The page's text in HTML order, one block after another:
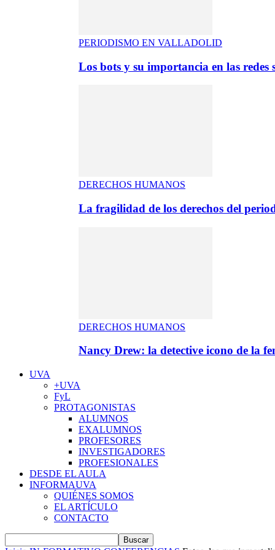
PERIODISMO EN VALLADOLID
Los bots y su importancia en las redes
DERECHOS HUMANOS
La fragilidad de los derechos del
DERECHOS HUMANOS
Nancy Drew: la detective icono de la
UVA
+UVA
FyL
PROTAGONISTAS
ALUMNOS
EXALUMNOS
PROFESORES
INVESTIGADORES
PROFESIONALES
DESDE EL AULA
INFORMAUVA
QUIÉNES SOMOS
EL ARTÍCULO
CONTACTO